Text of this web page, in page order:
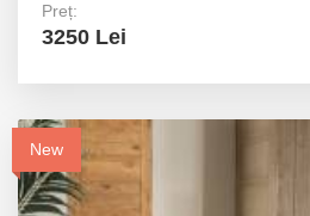
Preț:
3250 Lei
New